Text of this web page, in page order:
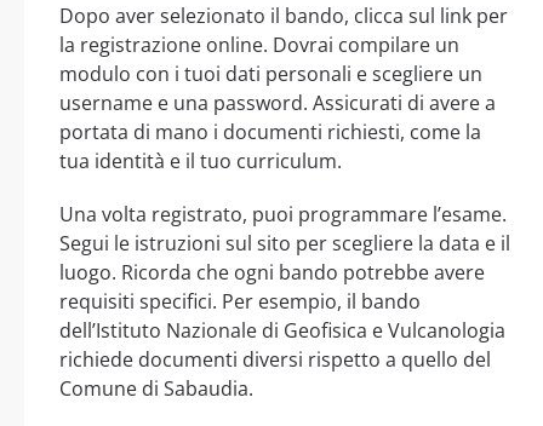
Dopo aver selezionato il bando, clicca sul link per
la registrazione online. Dovrai compilare un
modulo con i tuoi dati personali e scegliere un
username e una password. Assicurati di avere a
portata di mano i documenti richiesti, come la
tua identità e il tuo curriculum.
Una volta registrato, puoi programmare l’esame.
Segui le istruzioni sul sito per scegliere la data e il
luogo. Ricorda che ogni bando potrebbe avere
requisiti specifici. Per esempio, il bando
dell’Istituto Nazionale di Geofisica e Vulcanologia
richiede documenti diversi rispetto a quello del
Comune di Sabaudia.